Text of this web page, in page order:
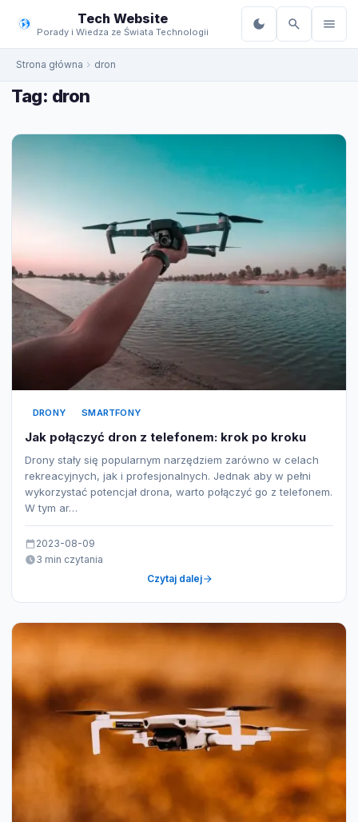
treści
Tech Website
Porady i Wiedza ze Świata Technologii
Strona główna dron
Tag: dron
DRONY SMARTFONY
Jak połączyć dron z telefonem: krok po kroku
Drony stały się popularnym narzędziem zarówno w celach
rekreacyjnych, jak i profesjonalnych. Jednak aby w pełni
wykorzystać potencjał drona, warto połączyć go z telefonem.
W tym ar…
2023-08-09
3 min czytania
Czytaj dalej